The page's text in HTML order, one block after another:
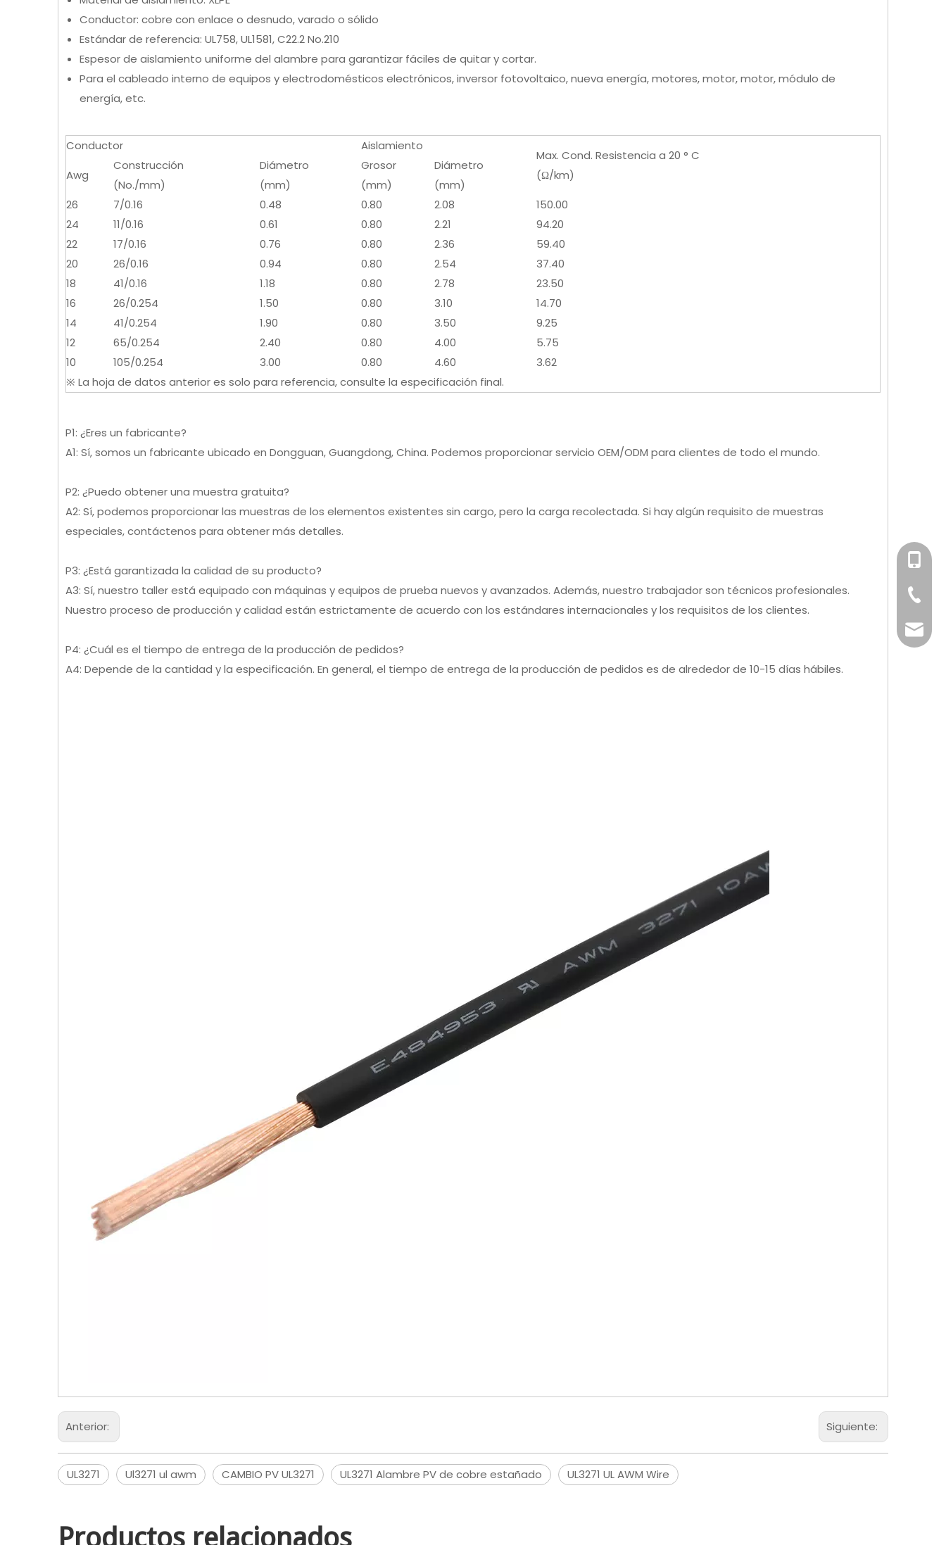
Conductor: cobre con enlace o desnudo, varado o sólido
Estándar de referencia: UL758, UL1581, C22.2 No.210
Espesor de aislamiento uniforme del alambre para garantizar fáciles de quitar y cortar.
Para el cableado interno de equipos y electrodomésticos electrónicos, inversor fotovoltaico, nueva energía, motores, motor, motor, módulo de
energía, etc.
Conductor Aislamiento
Max. Cond. Resistencia a 20 ° C
(Ω/km)
Awg
Construcción
(No./mm)
Diámetro
(mm)
Grosor
(mm)
Diámetro
(mm)
26
7/0.16 0.48 0.80 2.08
150.00
24
11/0.16 0.61 0.80 2.21
94.20
22
17/0.16 0.76 0.80 2.36
59.40
20
26/0.16 0.94 0.80 2.54
37.40
18
41/0.16 1.18 0.80 2.78
23.50
16
26/0.254 1.50 0.80 3.10
14.70
14
41/0.254 1.90 0.80 3.50
9.25
12
65/0.254 2.40 0.80 4.00
5.75
10
105/0.254 3.00 0.80 4.60
3.62
※ La hoja de datos anterior es solo para referencia, consulte la especificación final.
P1: ¿Eres un fabricante?
A1: Sí, somos un fabricante ubicado en Dongguan, Guangdong, China. Podemos proporcionar servicio OEM/ODM para clientes de todo el mundo.
P2: ¿Puedo obtener una muestra gratuita?
A2: Sí, podemos proporcionar las muestras de los elementos existentes sin cargo, pero la carga recolectada. Si hay algún requisito de muestras
especiales, contáctenos para obtener más detalles.
P3: ¿Está garantizada la calidad de su producto?
A3: Sí, nuestro taller está equipado con máquinas y equipos de prueba nuevos y avanzados. Además, nuestro trabajador son técnicos profesionales.
Nuestro proceso de producción y calidad están estrictamente de acuerdo con los estándares internacionales y los requisitos de los clientes.
P4: ¿Cuál es el tiempo de entrega de la producción de pedidos?
A4: Depende de la cantidad y la especificación. En general, el tiempo de entrega de la producción de pedidos es de alrededor de 10-15 días hábiles.
Anterior: Siguiente:
UL3271 Ul3271 ul awm CAMBIO PV UL3271 UL3271 Alambre PV de cobre estañado UL3271 UL AWM Wire
Productos relacionados
+86-
+86-